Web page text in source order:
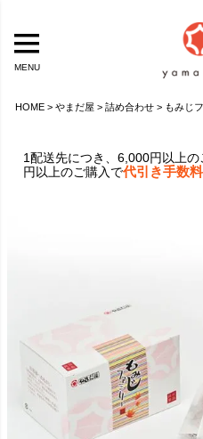
MENU
HOME やまだ屋 詰め合わせ もみじ
1配送先につき、6,000円以上の
円以上のご購入で代引き手数